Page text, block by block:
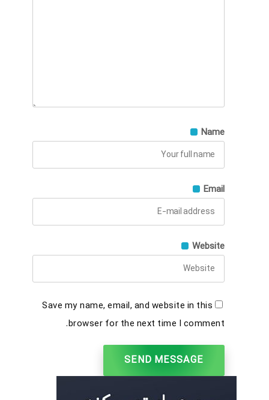
Name
Email
Website
Save my name, email, and website in this
browser for the next time I comment.